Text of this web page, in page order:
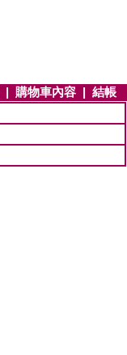
| 購物車內容 | 結帳